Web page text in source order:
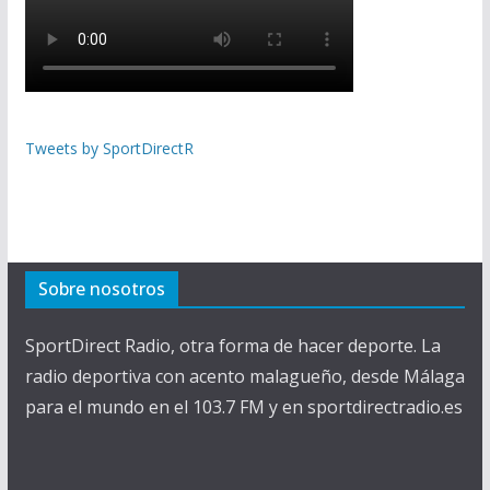
Tweets by SportDirectR
Sobre nosotros
SportDirect Radio, otra forma de hacer deporte. La
radio deportiva con acento malagueño, desde Málaga
para el mundo en el 103.7 FM y en sportdirectradio.es